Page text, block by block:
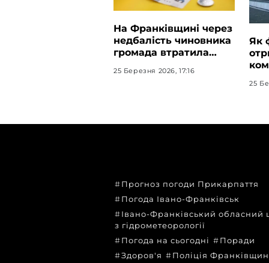
На Франківщині через
недбалість чиновника
громада втратила
25 Березня 2026, 17:16
Як
25
Прогноз погоди Прикарпаття
Погода Івано-Франківськ
Івано-Франківський обласний
з гідрометеорології
Погода на сьогодні
Поради
Здоров'я
Поліція